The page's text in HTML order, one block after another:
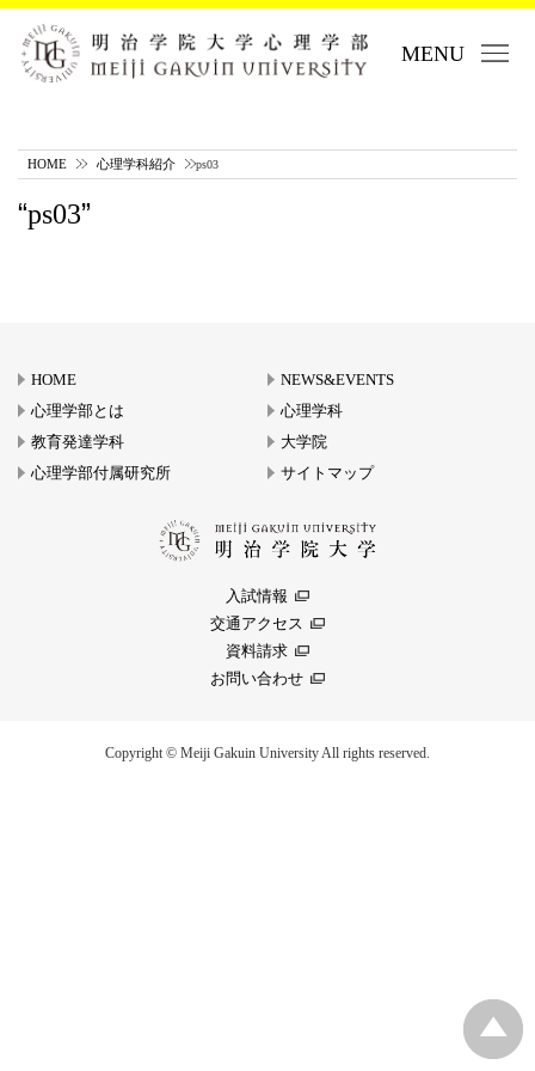
MENU
HOME 心理学科紹介 ps03
ps03
HOME
NEWS&EVENTS
心理学部とは
心理学科
教育発達学科
大学院
心理学部付属研究所
サイトマップ
入試情報
交通アクセス
資料請求
お問い合わせ
Copyright © Meiji Gakuin University All rights reserved.